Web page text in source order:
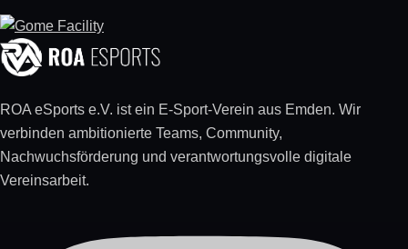
ROA eSports e.V. ist ein E-Sport-Verein aus Emden. Wir
verbinden ambitionierte Teams, Community,
Nachwuchsförderung und verantwortungsvolle digitale
Vereinsarbeit.